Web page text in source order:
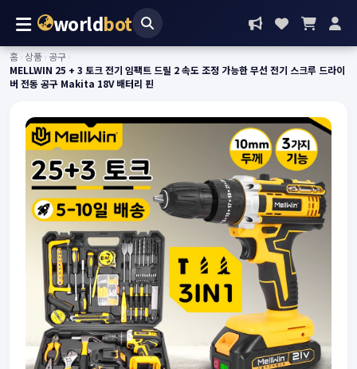
worldbot
홈›상품› 공구›
MELLWIN 25 + 3 토크 전기 임팩트 드릴 2 속도 조정 가능한 무선 전기 스크루 드라이
버 전동 공구 Makita 18V 배터리 핀